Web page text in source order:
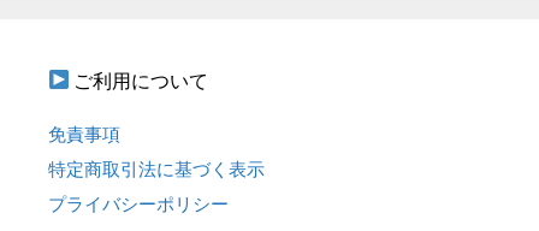
ご利用について
免責事項
特定商取引法に基づく表示
プライバシーポリシー